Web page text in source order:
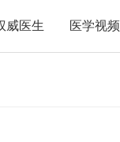
威医生 医学视频